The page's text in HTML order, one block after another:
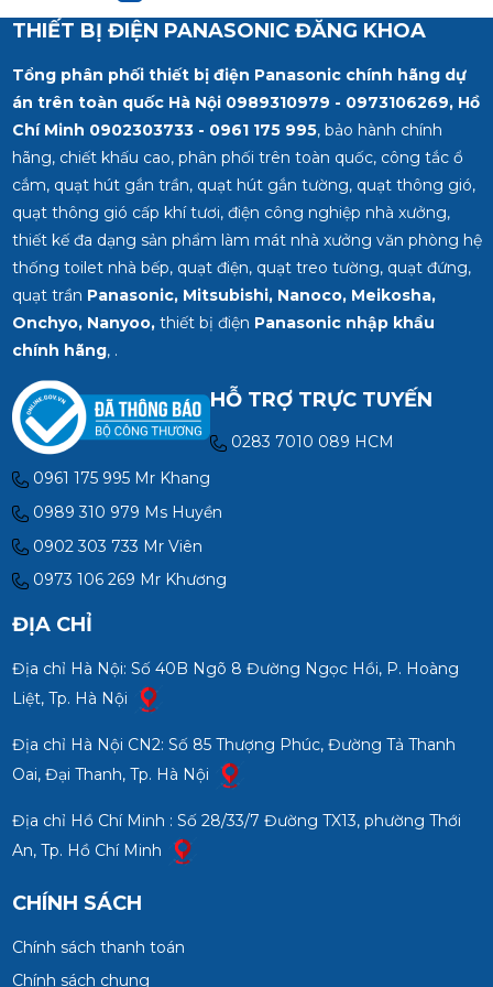
Bản Màu sắc: Trắng ánh
Hãng 12 Tháng Liên hệ
chúng tôi để nhận báo
giá tốt nhất cho dự án.
Miền Bắc : 0989 310
979 – 0973 106 269 Miền
Nam: 0902 303 733 –
0945 332 980
THIẾT BỊ ĐIỆN PANASONIC ĐĂNG KHOA
Tổng phân phối thiết bị điện Panasonic chính hãng dự
án trên toàn quốc Hà Nội 0989310979 - 0973106269, Hồ
Chí Minh 0902303733 - 0961 175 995, bảo hành chính
hãng, chiết khấu cao, phân phối trên toàn quốc, công tắc ổ
cắm, quạt hút gắn trần, quạt hút gắn tường, quạt thông gió,
quạt thông gió cấp khí tươi, điện công nghiệp nhà xưởng,
thiết kế đa dạng sản phẩm làm mát nhà xưởng văn phòng hệ
thống toilet nhà bếp, quạt điện, quạt treo tường, quạt đứng,
quạt trần Panasonic, Mitsubishi, Nanoco, Meikosha,
Onchyo, Nanyoo,thiết bị điện Panasonic nhập khẩu
chính hãng, .
HỖ TRỢ TRỰC TUYẾN
0283 7010 089 HCM
0961 175 995 Mr Khang
0989 310 979 Ms Huyền
0902 303 733 Mr Viên
0973 106 269 Mr Khương
ĐỊA CHỈ
Địa chỉ Hà Nội: Số 40B Ngõ 8 Đường Ngọc Hồi, P. Hoàng
Liệt, Tp. Hà Nội
Địa chỉ Hà Nội CN2: Số 85 Thượng Phúc, Đường Tả Thanh
Oai, Đại Thanh, Tp. Hà Nội
Địa chỉ Hồ Chí Minh : Số 28/33/7 Đường TX13, phường Thới
An, Tp. Hồ Chí Minh
CHÍNH SÁCH
Chính sách thanh toán
Chính sách chung